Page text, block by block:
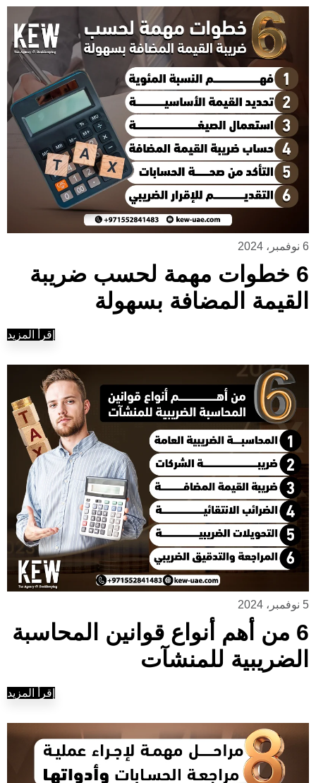
6 نوفمبر، 2024
6 خطوات مهمة لحسب ضريبة
القيمة المضافة بسهولة
إقرأ المزيد
5 نوفمبر، 2024
6 من أهم أنواع قوانين المحاسبة
الضريبية للمنشآت
إقرأ المزيد